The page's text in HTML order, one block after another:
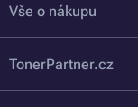
Vše o nákupu
TonerPartner.cz